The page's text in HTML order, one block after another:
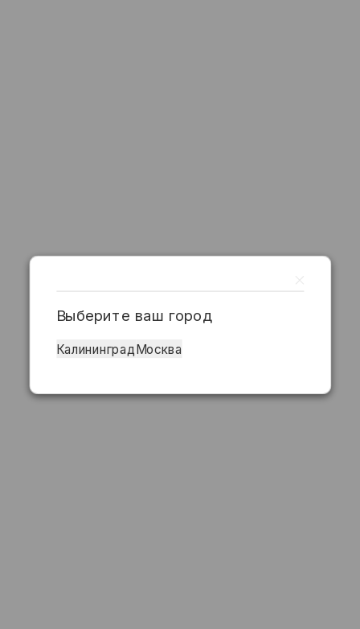
Выберите ваш город
КалининградМосква